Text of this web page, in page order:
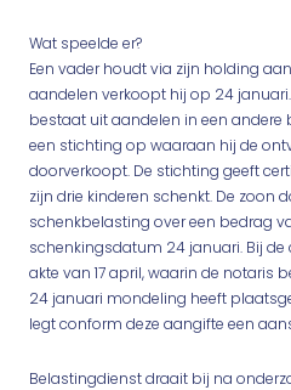
Wat speelde er?
Een vader houdt via zijn holding
aandelen verkoopt hij op 24
bestaat uit aandelen in een andere
een stichting op waaraan hij de
doorverkoopt. De stichting geeft
zijn drie kinderen schenkt. De zoon
schenkbelasting over een bedrag
schenkingsdatum 24 januari. Bij
akte van 17 april, waarin de notaris
24 januari mondeling heeft
legt conform deze aangifte een
Belastingdienst draait bij na